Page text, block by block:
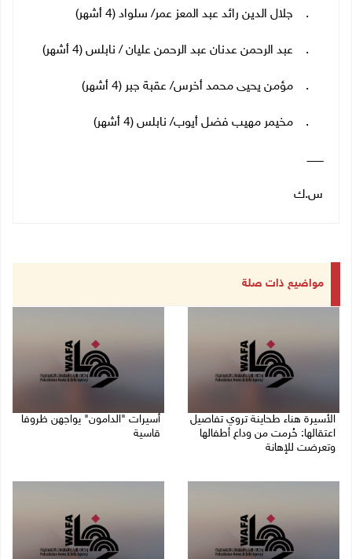
ــــــــــ
س.ك
مواضيع ذات صلة
الأسيرة هناء طحاينة تروي تفاصيل
اعتقالها: حُرمت من وداع أطفالها
وتعرضت للإهانة
أسيرات "الدامون" يواجهن ظروفا
قاسية